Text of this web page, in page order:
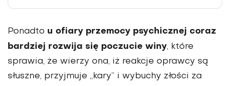
Ponadto u ofiary przemocy psychicznej coraz
bardziej rozwija się poczucie winy, które
sprawia, że wierzy ona, iż reakcje oprawcy są
słuszne, przyjmuje „kary” i wybuchy złości za